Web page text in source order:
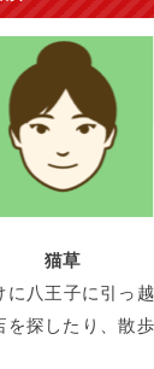
猫草
に八王子に引っ
を探したり、散